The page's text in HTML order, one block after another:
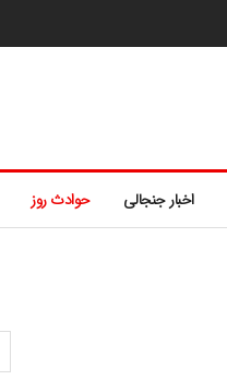
اخبار جنجالی حوادث روز